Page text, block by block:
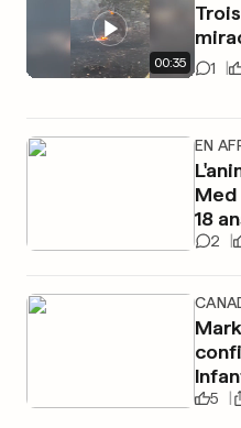
00:35 1
EN
Med
18
2
5